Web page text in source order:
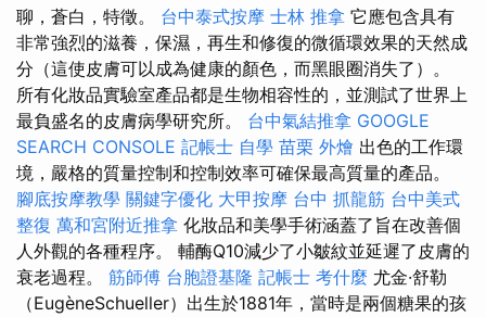
聊，蒼白，特徵。 台中泰式按摩 士林 推拿 它應包含具有
非常強烈的滋養，保濕，再生和修復的微循環效果的天然成
分（這使皮膚可以成為健康的顏色，而黑眼圈消失了）。
所有化妝品實驗室產品都是生物相容性的，並測試了世界上
最負盛名的皮膚病學研究所。 台中氣結推拿 GOOGLE
SEARCH CONSOLE 記帳士 自學 苗栗 外燴 出色的工作環
境，嚴格的質量控制和控制效率可確保最高質量的產品。
腳底按摩教學 關鍵字優化 大甲按摩 台中 抓龍筋 台中美式
整復 萬和宮附近推拿 化妝品和美學手術涵蓋了旨在改善個
人外觀的各種程序。 輔酶Q10減少了小皺紋並延遲了皮膚的
衰老過程。 筋師傅 台胞證基隆 記帳士 考什麼 尤金·舒勒
（EugèneSchueller）出生於1881年，當時是兩個糖果的孩